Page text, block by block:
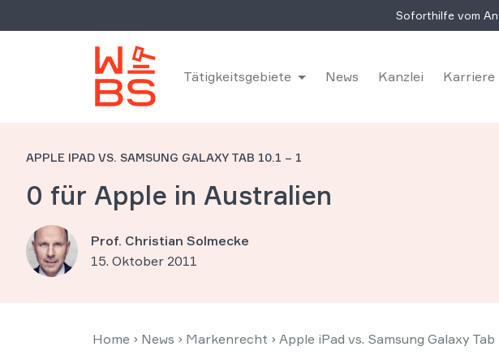
Soforthilfe vom
Tätigkeitsgebiete News Kanzlei Karriere
APPLE IPAD VS. SAMSUNG GALAXY TAB 10.1 – 1
0 für Apple in Australien
Prof. Christian Solmecke
15. Oktober 2011
Home › News › Markenrecht › Apple iPad vs. Samsung Galaxy